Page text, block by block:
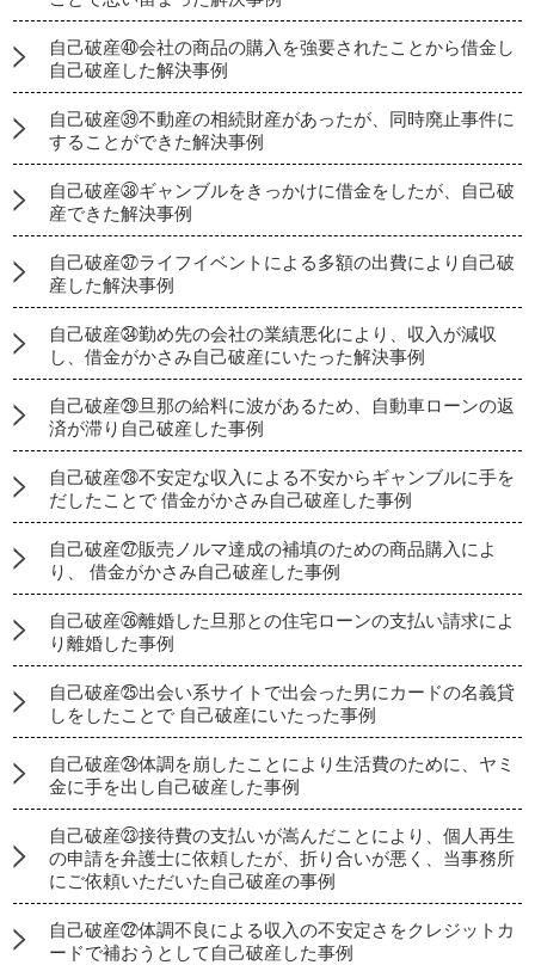
自己破産㊵会社の商品の購入を強要されたことから借金し
自己破産した解決事例
自己破産㊴不動産の相続財産があったが、同時廃止事件に
することができた解決事例
自己破産㊳ギャンブルをきっかけに借金をしたが、自己破
産できた解決事例
自己破産㊲ライフイベントによる多額の出費により自己破
産した解決事例
自己破産㉞勤め先の会社の業績悪化により、収入が減収
し、借金がかさみ自己破産にいたった解決事例
自己破産㉙旦那の給料に波があるため、自動車ローンの返
済が滞り自己破産した事例
自己破産㉘不安定な収入による不安からギャンブルに手を
だしたことで 借金がかさみ自己破産した事例
自己破産㉗販売ノルマ達成の補填のための商品購入によ
り、 借金がかさみ自己破産した事例
自己破産㉖離婚した旦那との住宅ローンの支払い請求によ
り離婚した事例
自己破産㉕出会い系サイトで出会った男にカードの名義貸
しをしたことで 自己破産にいたった事例
自己破産㉔体調を崩したことにより生活費のために、ヤミ
金に手を出し自己破産した事例
自己破産㉓接待費の支払いが嵩んだことにより、個人再生
の申請を弁護士に依頼したが、折り合いが悪く、当事務所
にご依頼いただいた自己破産の事例
自己破産㉒体調不良による収入の不安定さをクレジットカ
ードで補おうとして自己破産した事例